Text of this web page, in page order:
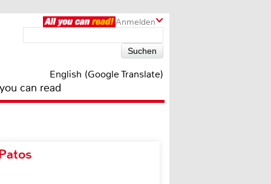
Anmelden
English (Google Translate)
can read